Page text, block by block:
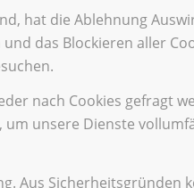
hat die Ablehnung
das Blockieren aller
nach Cookies gefragt
unsere Dienste
Aus Sicherheitsgründen